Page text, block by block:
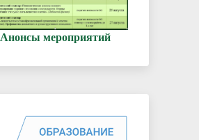
Анонсы мероприятий